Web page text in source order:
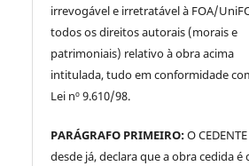
irrevogável e irretratável à FOA/
todos os direitos autorais (morais e
patrimoniais) relativo à obra acima
intitulada, tudo em conformidade
Lei nº 9.610/98.
PARÁGRAFO PRIMEIRO:O CEDENTE
desde já, declara que a obra cedida é